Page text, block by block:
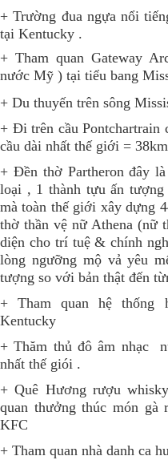
+ Trường đua ngựa nổi
tại Kentucky .
+ Tham quan Gateway
nước Mỹ ) tại tiểu bang
+ Du thuyến trên sông
+ Đi trên cầu Pontchartrain
cầu dài nhất thế giới = 38km
+ Đền thờ Partheron đây
loại , 1 thành tựu ấn
mà toàn thế giới xây dựng
thờ thần vệ nữ Athena (nữ
diện cho trí tuệ & chính
lòng ngưỡng mộ vả yêu
tượng so với bản thật đến
+ Tham quan hệ thống
Kentucky
+ Thăm thủ đô âm nhạc
nhất thế giói .
+ Quê Hương rượu
quan thưởng thúc món gà
KFC
+ Tham quan nhà danh ca